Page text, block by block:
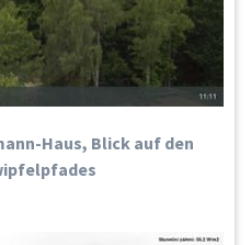
Haus, Blick auf den